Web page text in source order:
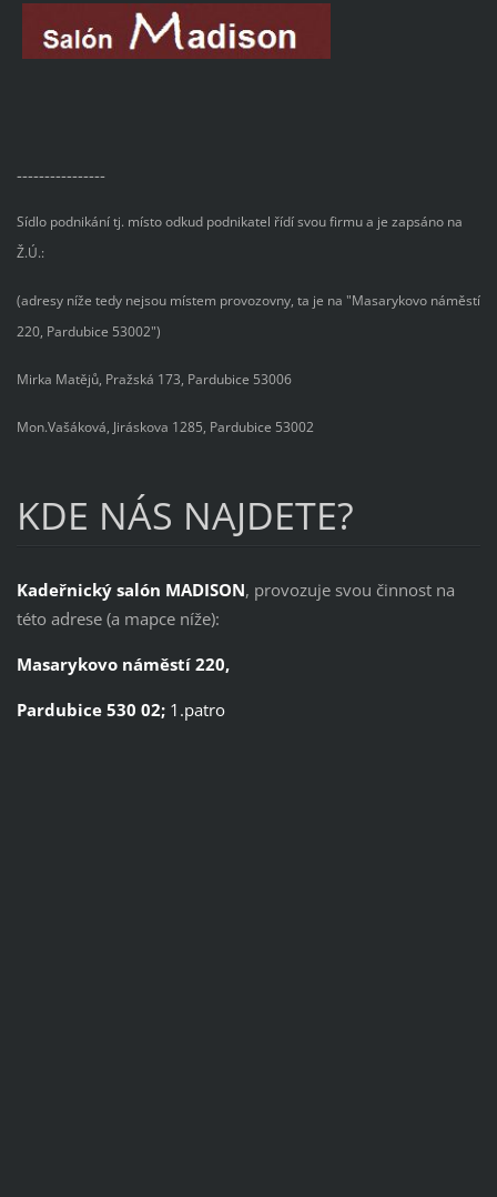
----------------
Sídlo podnikání tj. místo odkud podnikatel řídí svou firmu a je zapsáno na
Ž.Ú.:
(adresy níže tedy nejsou místem provozovny, ta je na "Masarykovo náměstí
220, Pardubice 53002")
Mirka Matějů, Pražská 173, Pardubice 53006
Mon.Vašáková, Jiráskova 1285, Pardubice 53002
KDE NÁS NAJDETE?
Kadeřnický salón MADISON, provozuje svou činnost na
této adrese (a mapce níže):
Masarykovo náměstí 220,
Pardubice 530 02; 1.patro